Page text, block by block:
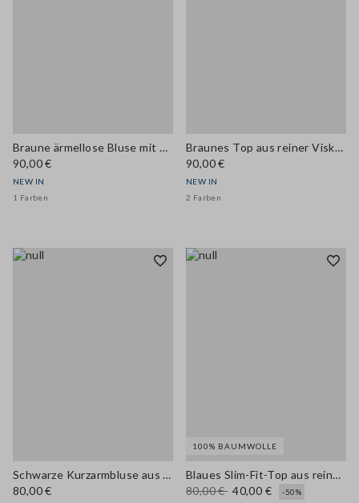
Braune ärmellose Bluse mit Plissee-Struktur, Regular Fit
90,00 €
NEW IN
1 Farben
Braunes Top aus reiner Viskose mit Bindeschleife, Regular Fit
90,00 €
NEW IN
2 Farben
Schwarze Kurzarmbluse aus Viskosemix mit Stehkragen
80,00 €
100% BAUMWOLLE
Blaues Slim-Fit-Top aus reiner Baumwolle mit schmalen Trägern
80,00 € 40,00 €
-50%